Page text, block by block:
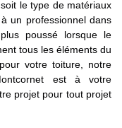
le type de matériaux
un professionnel dans
poussé lorsque le
tous les éléments du
votre toiture, notre
est à votre
projet pour tout projet